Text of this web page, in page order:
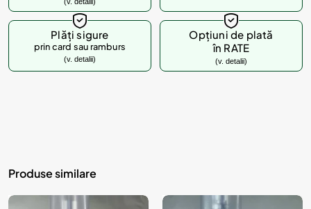
Plăți sigure
prin card sau ramburs
(v. detalii)
Opțiuni de plată
în RATE
(v. detalii)
Produse similare